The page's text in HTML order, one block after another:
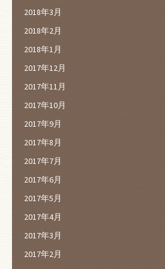
2018年3月
2018年2月
2018年1月
2017年12月
2017年11月
2017年10月
2017年9月
2017年8月
2017年7月
2017年6月
2017年5月
2017年4月
2017年3月
2017年2月